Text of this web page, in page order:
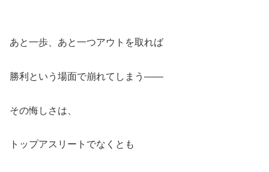
あと一歩、あと一つアウトを取れば
勝利という場面で崩れてしまう――
その悔しさは、
トップアスリートでなくとも